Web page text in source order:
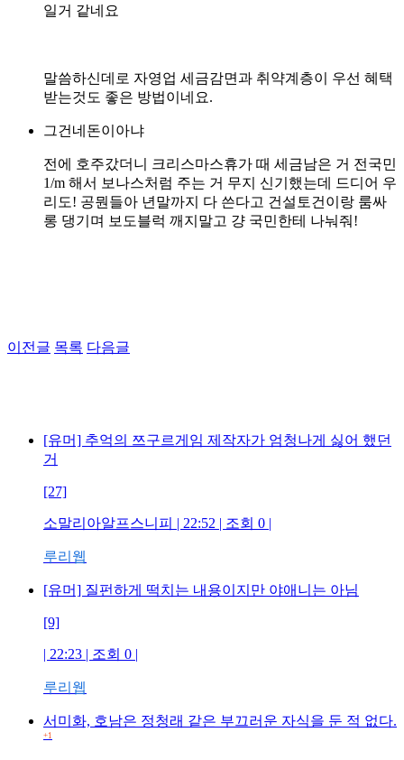
일거 같네요
말씀하신데로 자영업 세금감면과 취약계층이 우선 혜택
받는것도 좋은 방법이네요.
그건네돈이아냐
전에 호주갔더니 크리스마스휴가 때 세금남은 거 전국민
1/m 해서 보나스처럼 주는 거 무지 신기했는데 드디어 우
리도! 공뭔들아 년말까지 다 쓴다고 건설토건이랑 룸싸
롱 댕기며 보도블럭 깨지말고 걍 국민한테 나눠줘!
이전글 목록 다음글
[유머] 추억의 쯔구르게임 제작자가 엄청나게 싫어 했던
거
[27]
소말리아알프스니피 | 22:52 | 조회 0 |
루리웹
[유머] 질펀하게 떡치는 내용이지만 야애니는 아님
[9]
| 22:23 | 조회 0 |
루리웹
서미화, 호남은 정청래 같은 부끄러운 자식을 둔 적 없다.
+1